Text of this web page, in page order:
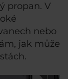
propan. V
nebo
jak může